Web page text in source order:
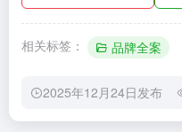
相关标签： 品牌全案
2025年12月24日发布